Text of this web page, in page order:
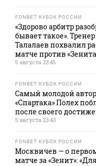
FONBET КУБОК РОССИИ
«Здорово арбитр
бывает такое».
Талалаев похвалил
матче против
5 августа 23:45
FONBET КУБОК РОССИИ
Самый молодой
«Спартака» Полех
после своего
5 августа 23:43
FONBET КУБОК РОССИИ
Москвичев — о
матче за «Зенит»: